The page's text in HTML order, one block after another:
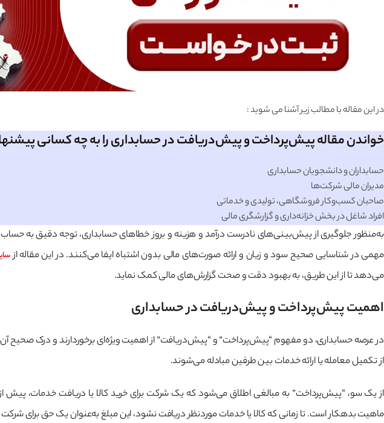
در این مقاله با مطالب زیر آشنا می شوید :
خواندن مقاله پیش‌پرداخت و پیش‌دریافت در حسابداری را به چه کسانی
حسابداران و دانشجویان حسابداری
مدیران مالی شرکت‌ها
صاحبان کسب‌وکار فروشگاهی، تولیدی و خدماتی
افراد شاغل در بخش خزانه‌داری و گزارشگری مالی
به‌منظور جلوگیری از پیش‌بینی‌های نادرست درآمد و هزینه و بروز خطاهای حسابداری، توجه دقیق به
مهمی در شناسایی صحیح سود و زیان و ارائه صورت‌های مالی بدون اشتباه ایفا می‌کنند. در این مقاله از
می‌دهد تا از این طریق، به بهبود دقت و صحت گزارش‌های مالی کمک نماید.
اهمیت پیش‌پرداخت و پیش‌دریافت در حسابداری
در عرصه حسابداری، دو مفهوم “پیش‌پرداخت” و “پیش‌دریافت” از اهمیت ویژه‌ای برخوردارند و درک
از تکمیل معامله یا ارائه خدمات بین طرفین مبادله می‌شوند.
از یک سو، “پیش‌پرداخت” به مبالغی اطلاق می‌شود که یک شرکت برای خرید کالا یا دریافت خدمات، پیش
ماهیت بدهکار است. تا زمانی که کالا یا خدمات موردنظر دریافت نشود، این مبلغ به‌عنوان یک حق برای